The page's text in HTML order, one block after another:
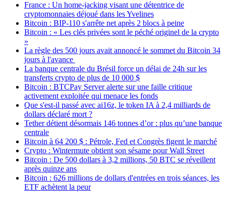
France : Un home-jacking visant une détentrice de
cryptomonnaies déjoué dans les Yvelines
Bitcoin : BIP-110 s'arrête net après 2 blocs à peine
Bitcoin : « Les clés privées sont le péché originel de la crypto
»
La règle des 500 jours avait annoncé le sommet du Bitcoin 34
jours à l'avance
La banque centrale du Brésil force un délai de 24h sur les
transferts crypto de plus de 10 000 $
Bitcoin : BTCPay Server alerte sur une faille critique
activement exploitée qui menace les fonds
Que s'est-il passé avec ai16z, le token IA à 2,4 milliards de
dollars déclaré mort ?
Tether détient désormais 146 tonnes d’or : plus qu’une banque
centrale
Bitcoin à 64 200 $ : Pétrole, Fed et Congrès figent le marché
Crypto : Wintermute obtient son sésame pour Wall Street
Bitcoin : De 500 dollars à 3,2 millions, 50 BTC se réveillent
après quinze ans
Bitcoin : 626 millions de dollars d'entrées en trois séances, les
ETF achètent la peur